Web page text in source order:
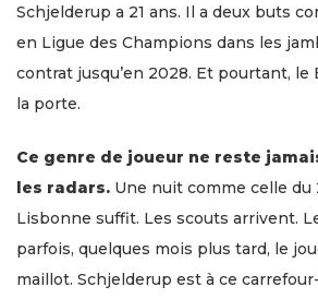
Schjelderup a 21 ans. Il a deux buts
en Ligue des Champions dans les
contrat jusqu’en 2028. Et pourtant, le
la porte.
Ce genre de joueur ne reste
les radars. Une nuit comme celle du
Lisbonne suffit. Les scouts arrivent.
parfois, quelques mois plus tard, le
maillot. Schjelderup est à ce